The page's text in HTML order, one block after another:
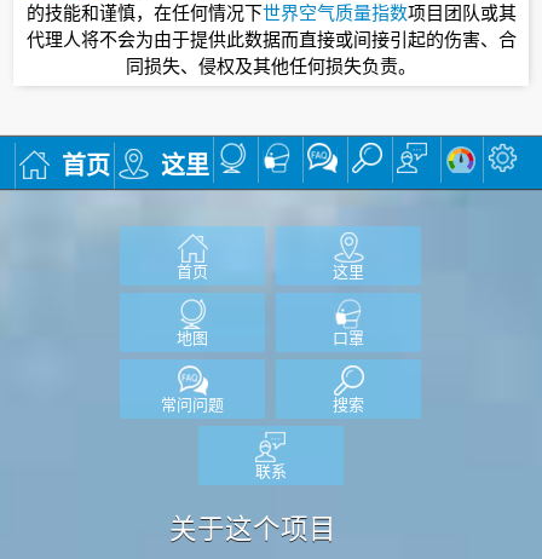
的技能和谨慎，在任何情况下世界空气质量指数项目团队或其
代理人将不会为由于提供此数据而直接或间接引起的伤害、合
同损失、侵权及其他任何损失负责。
首页 这里
首页 这里
地图 口罩
常问问题 搜索
联系
关于这个项目